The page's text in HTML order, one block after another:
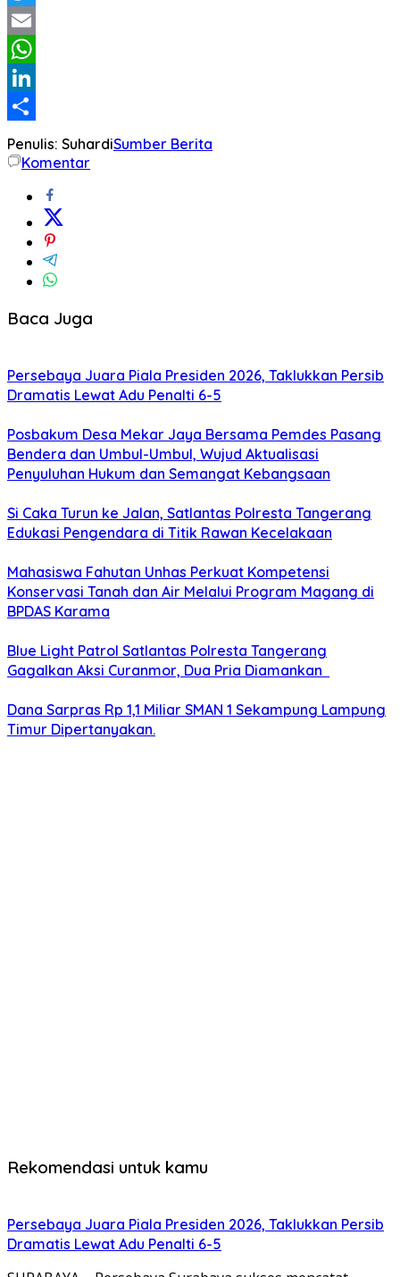
Twitter
Email
WhatsApp
LinkedIn
Share
Penulis: SuhardiSumber Berita
Komentar
Baca Juga
Persebaya Juara Piala Presiden 2026, Taklukkan Persib
Dramatis Lewat Adu Penalti 6-5
Posbakum Desa Mekar Jaya Bersama Pemdes Pasang
Bendera dan Umbul-Umbul, Wujud Aktualisasi
Penyuluhan Hukum dan Semangat Kebangsaan
Si Caka Turun ke Jalan, Satlantas Polresta Tangerang
Edukasi Pengendara di Titik Rawan Kecelakaan
Mahasiswa Fahutan Unhas Perkuat Kompetensi
Konservasi Tanah dan Air Melalui Program Magang di
BPDAS Karama
Blue Light Patrol Satlantas Polresta Tangerang
Gagalkan Aksi Curanmor, Dua Pria Diamankan
Dana Sarpras Rp 1,1 Miliar SMAN 1 Sekampung Lampung
Timur Dipertanyakan.
Rekomendasi untuk kamu
Persebaya Juara Piala Presiden 2026, Taklukkan Persib
Dramatis Lewat Adu Penalti 6-5